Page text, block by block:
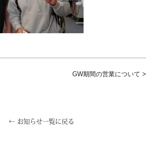
GW期間の営業について >
← お知らせ一覧に戻る